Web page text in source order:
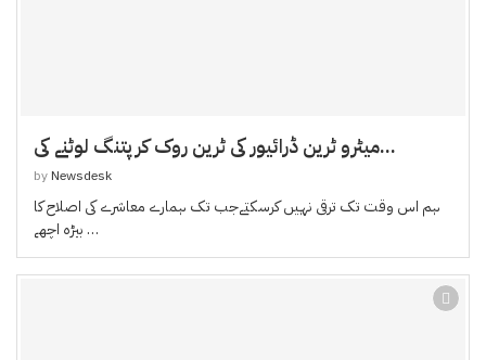
میٹرو ٹرین ڈرائیور کی ٹرین روک کر پتنگ لوٹنے کی...
by Newsdesk
ہم اس وقت تک ترقی نہیں کرسکتےجب تک ہمارے معاشرے کی اصلاح کا
بیڑہ اچھے …